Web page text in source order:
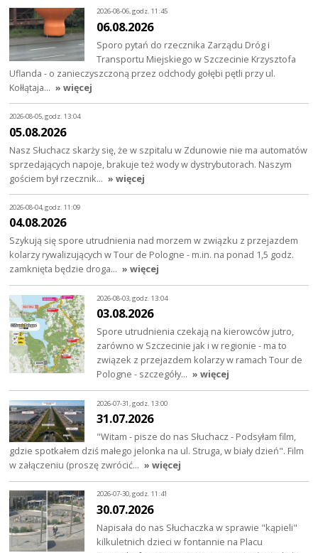
2026-08-06, godz. 11:45
06.08.2026
Sporo pytań do rzecznika Zarządu Dróg i
Transportu Miejskiego w Szczecinie Krzysztofa
Uflanda - o zanieczyszczoną przez odchody gołębi pętli przy ul.
Kołłątaja… » więcej
2026-08-05, godz. 13:04
05.08.2026
Nasz Słuchacz skarży się, że w szpitalu w Zdunowie nie ma automatów
sprzedających napoje, brakuje też wody w dystrybutorach. Naszym
gościem był rzecznik… » więcej
2026-08-04, godz. 11:09
04.08.2026
Szykują się spore utrudnienia nad morzem w związku z przejazdem
kolarzy rywalizujących w Tour de Pologne - m.in. na ponad 1,5 godz.
zamknięta będzie droga… » więcej
2026-08-03, godz. 13:04
03.08.2026
Spore utrudnienia czekają na kierowców jutro,
zarówno w Szczecinie jak i w regionie - ma to
związek z przejazdem kolarzy w ramach Tour de
Pologne - szczegóły… » więcej
2026-07-31, godz. 13:00
31.07.2026
"Witam - pisze do nas Słuchacz - Podsyłam film,
gdzie spotkałem dziś małego jelonka na ul. Struga, w biały dzień". Film
w załączeniu (proszę zwrócić… » więcej
2026-07-30, godz. 11:41
30.07.2026
Napisała do nas Słuchaczka w sprawie "kąpieli"
kilkuletnich dzieci w fontannie na Placu